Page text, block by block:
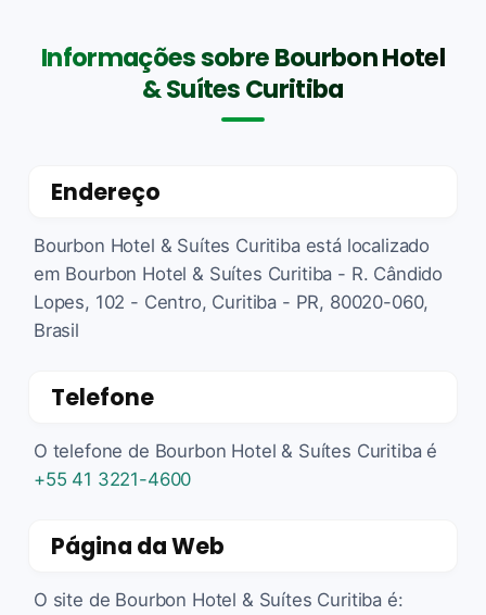
Informações sobre Bourbon Hotel
& Suítes Curitiba
Endereço
Bourbon Hotel & Suítes Curitiba está localizado
em Bourbon Hotel & Suítes Curitiba - R. Cândido
Lopes, 102 - Centro, Curitiba - PR, 80020-060,
Brasil
Telefone
O telefone de Bourbon Hotel & Suítes Curitiba é
+55 41 3221-4600
Página da Web
O site de Bourbon Hotel & Suítes Curitiba é: